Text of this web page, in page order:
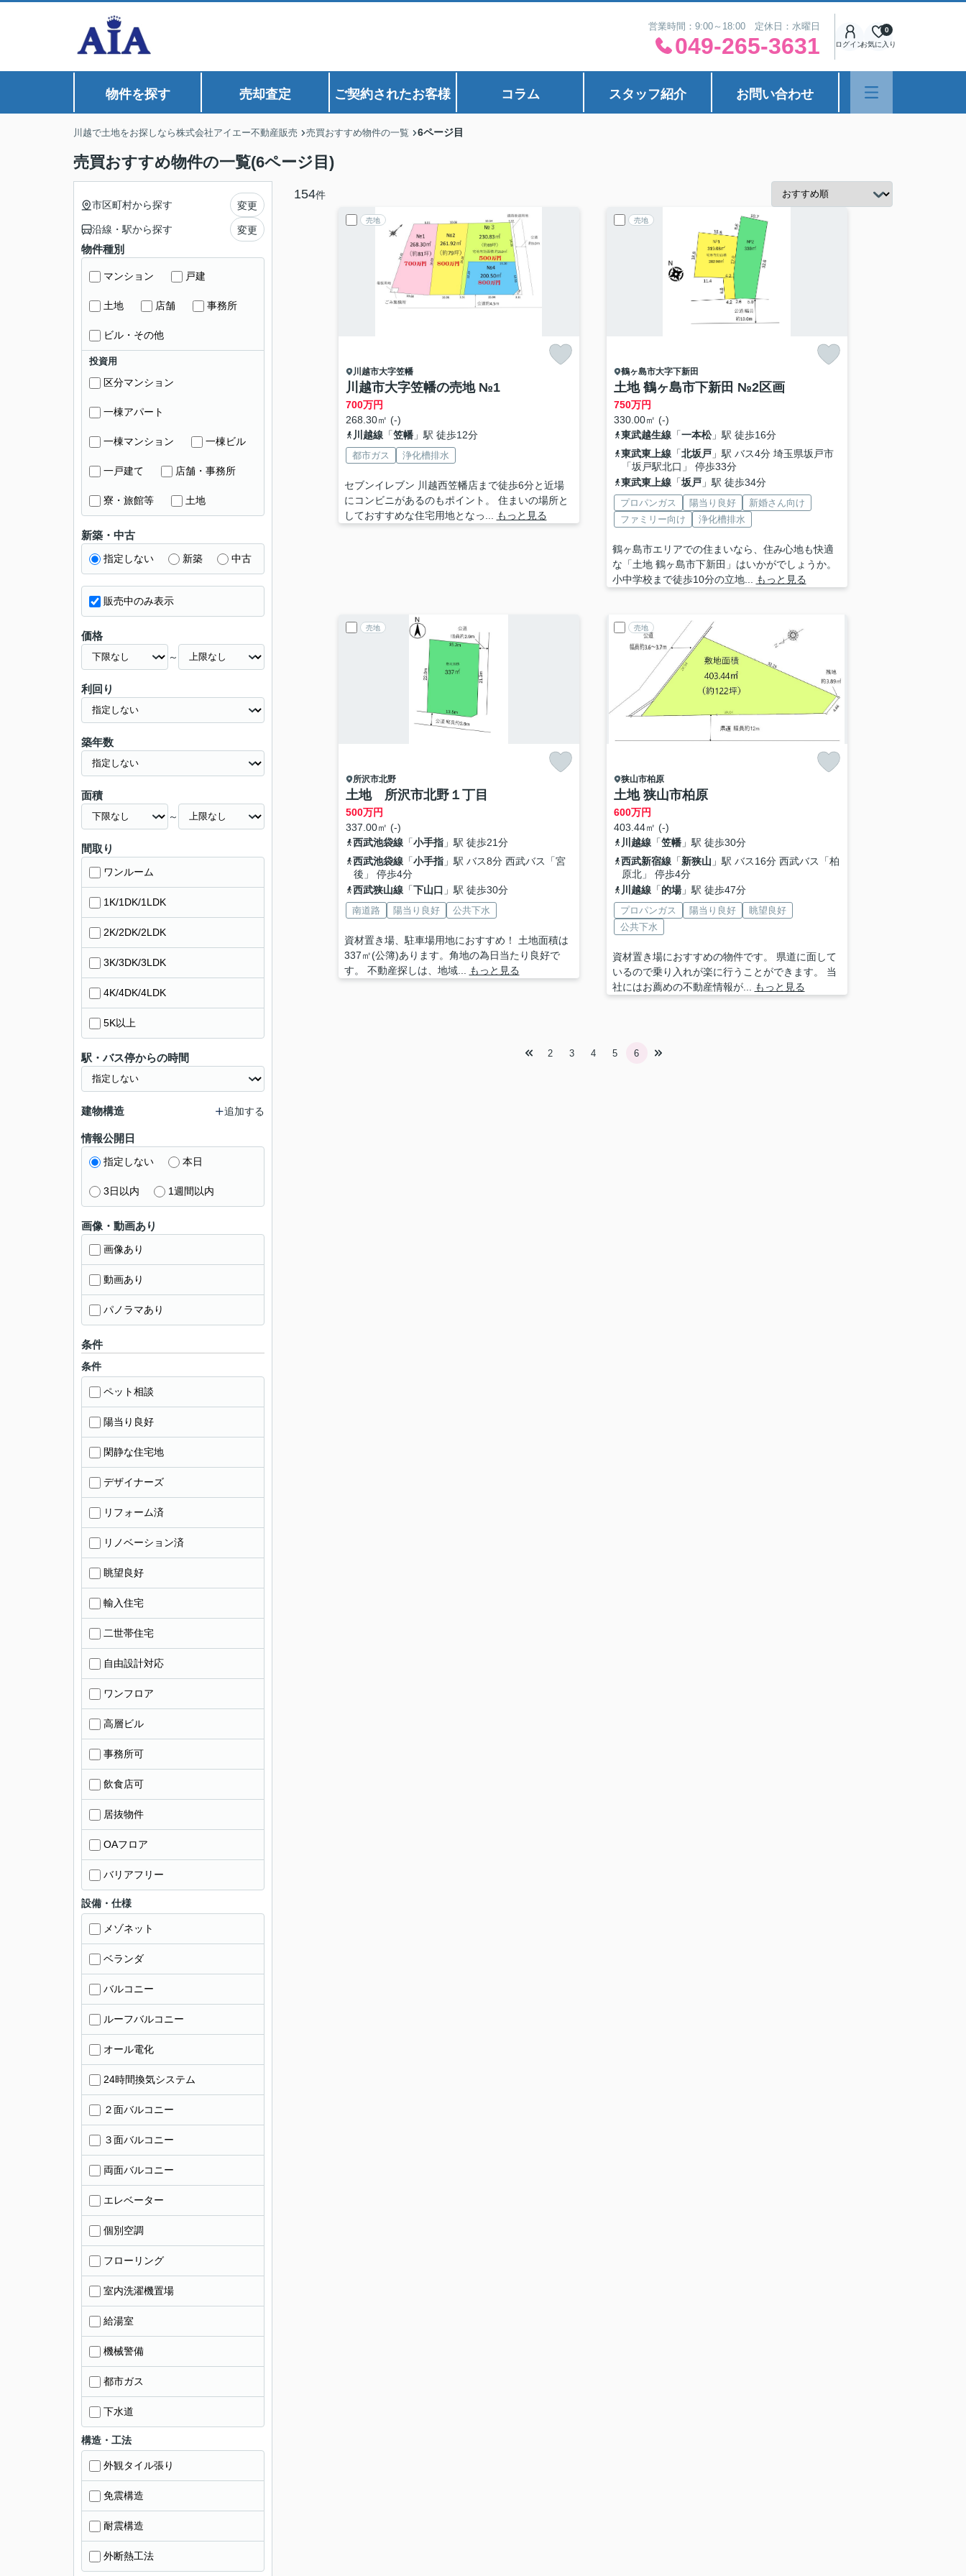
営業時間：9:00～18:00 定休日：水曜日
049-265-3631 ログインお気に入り
0
物件を探す 売却査定 ご契約されたお客様 コラム スタッフ紹介 お問い合わせ
川越で土地をお探しなら株式会社アイエー不動産販売 売買おすすめ物件の一覧 6ページ目
売買おすすめ物件の一覧(6ページ目)
154件
売地
川越市大字笠幡
川越市大字笠幡の売地 №1
700万円
268.30㎡ (-)
川越線「笠幡」駅 徒歩12分
都市ガス 浄化槽排水
セブンイレブン 川越西笠幡店まで徒歩6分と近場
にコンビニがあるのもポイント。 住まいの場所と
しておすすめな住宅用地となっ...
もっと見る
売地
鶴ヶ島市大字下新田
土地 鶴ヶ島市下新田 №2区画
750万円
330.00㎡ (-)
東武越生線「一本松」駅 徒歩16分
東武東上線「北坂戸」駅 バス4分 埼玉県坂戸市
「坂戸駅北口」 停歩33分
東武東上線「坂戸」駅 徒歩34分
プロパンガス 陽当り良好
新婚さん向け
ファミリー向け
浄化槽排水
鶴ヶ島市エリアでの住まいなら、住み心地も快適
な「土地 鶴ヶ島市下新田」はいかがでしょうか。
小中学校まで徒歩10分の立地...
もっと見る
売地
所沢市北野
土地 所沢市北野１丁目
500万円
337.00㎡ (-)
西武池袋線「小手指」駅 徒歩21分
西武池袋線「小手指」駅 バス8分 西武バス「宮
後」 停歩4分
西武狭山線「下山口 」駅 徒歩30分
南道路 陽当り良好 公共下水
資材置き場、駐車場用地におすすめ！ 土地面積は
337㎡(公簿)あります。角地の為日当たり良好で
す。 不動産探しは、地域...
もっと見る
売地
狭山市柏原
土地 狭山市柏原
600万円
403.44㎡ (-)
川越線「笠幡」駅 徒歩30分
西武新宿線「新狭山 」駅 バス16分 西武バス「柏
原北」 停歩4分
川越線「的場」駅 徒歩47分
プロパンガス 陽当り良好
眺望良好
公共下水
資材置き場におすすめの物件です。 県道に面して
いるので乗り入れが楽に行うことができます。 当
社にはお薦めの不動産情報が...
もっと見る
2 3 4 5 6
市区町村から探す 変更
沿線・駅から探す 変更
物件種別
マンション 戸建
土地 店舗 事務所
ビル・その他
投資用
区分マンション
一棟アパート
一棟マンション 一棟ビル
一戸建て 店舗・事務所
寮・旅館等 土地
新築・中古
指定しない 新築 中古
販売中のみ表示
価格
～
利回り
築年数
面積
～
間取り
ワンルーム
1K/1DK/1LDK
2K/2DK/2LDK
3K/3DK/3LDK
4K/4DK/4LDK
5K以上
駅・バス停からの時間
建物構造 追加する
情報公開日
指定しない 本日
3日以内 1週間以内
画像・動画あり
画像あり
動画あり
パノラマあり
条件
条件
ペット相談
陽当り良好
閑静な住宅地
デザイナーズ
リフォーム済
リノベーション済
眺望良好
輸入住宅
二世帯住宅
自由設計対応
ワンフロア
高層ビル
事務所可
飲食店可
居抜物件
OAフロア
バリアフリー
設備・仕様
メゾネット
ベランダ
バルコニー
ルーフバルコニー
オール電化
24時間換気システム
２面バルコニー
３面バルコニー
両面バルコニー
エレベーター
個別空調
フローリング
室内洗濯機置場
給湯室
機械警備
都市ガス
下水道
構造・工法
外観タイル張り
免震構造
耐震構造
外断熱工法